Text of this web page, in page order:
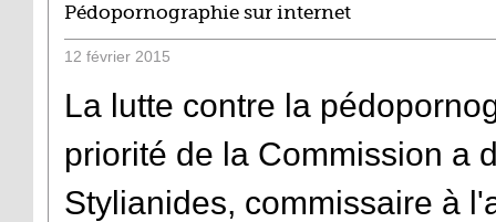
Pédopornographie sur internet
12 février 2015
La lutte contre la
priorité de la Commission a
Stylianides, commissaire à